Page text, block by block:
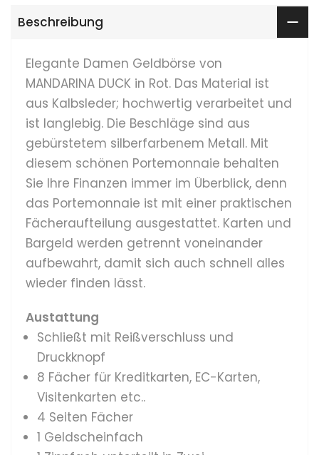
Beschreibung
Elegante Damen Geldbörse von
MANDARINA DUCK in Rot. Das Material ist
aus Kalbsleder; hochwertig verarbeitet und
ist langlebig. Die Beschläge sind aus
gebürstetem silberfarbenem Metall. Mit
diesem schönen Portemonnaie behalten
Sie Ihre Finanzen immer im Überblick, denn
das Portemonnaie ist mit einer praktischen
Fächeraufteilung ausgestattet. Karten und
Bargeld werden getrennt voneinander
aufbewahrt, damit sich auch schnell alles
wieder finden lässt.
Austattung
Schließt mit Reißverschluss und
Druckknopf
8 Fächer für Kreditkarten, EC-Karten,
Visitenkarten etc..
4 Seiten Fächer
1 Geldscheinfach